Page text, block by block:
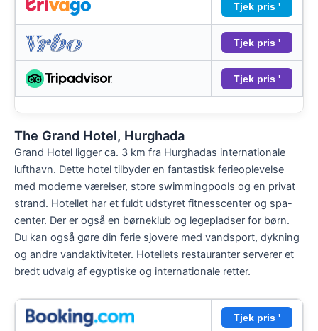
Tjek pris '
Tjek pris '
Tjek pris '
The Grand Hotel, Hurghada
Grand Hotel ligger ca. 3 km fra Hurghadas internationale
lufthavn. Dette hotel tilbyder en fantastisk ferieoplevelse
med moderne værelser, store swimmingpools og en privat
strand. Hotellet har et fuldt udstyret fitnesscenter og spa-
center. Der er også en børneklub og legepladser for børn.
Du kan også gøre din ferie sjovere med vandsport, dykning
og andre vandaktiviteter. Hotellets restauranter serverer et
bredt udvalg af egyptiske og internationale retter.
Tjek pris '